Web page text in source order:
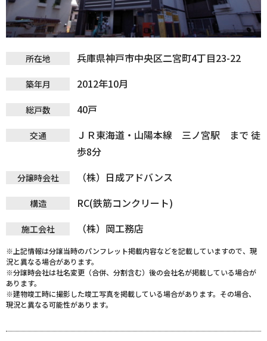
所在地 兵庫県神戸市中央区二宮町4丁目23-22
築年月 2012年10月
総戸数 40戸
交通
ＪＲ東海道・山陽本線 三ノ宮駅 まで 徒
歩8分
分譲時会社 （株）日成アドバンス
構造 RC(鉄筋コンクリート)
施工会社 （株）岡工務店
※上記情報は分譲当時のパンフレット掲載内容などを記載していますので、現
況と異なる場合があります。
※分譲時会社は社名変更（合併、分割含む）後の会社名が掲載している場合が
あります。
※建物竣工時に撮影した竣工写真を掲載している場合があります。その場合、
現況と異なる可能性があります。